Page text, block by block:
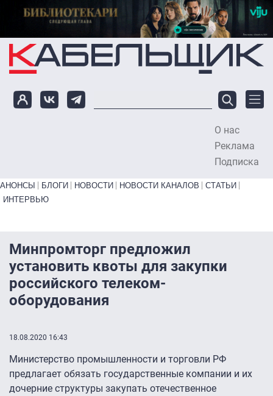
Перейти к основному содержанию
О нас
Реклама
Подписка
Primary links bottom
АНОНСЫ БЛОГИ НОВОСТИ НОВОСТИ КАНАЛОВ
СТАТЬИ
ИНТЕРВЬЮ
Минпромторг предложил
установить квоты для закупки
российского телеком-
оборудования
18.08.2020 16:43
Министерство промышленности и торговли РФ
предлагает обязать государственные компании и их
дочерние структуры закупать отечественное